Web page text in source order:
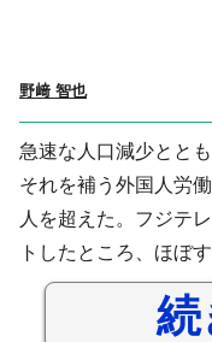
野﨑 智也
急速な人口減少とと
それを補う外国人労
人を超えた。フジテ
トしたところ、ほぼ
続